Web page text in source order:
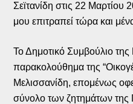
Σεϊτανίδη στις 22 Μαρτίου
μου επιτραπεί τώρα και
Το Δημοτικό Συμβούλιο της
παρακολούθημα της
Μελισσανίδη, επομένως
σύνολο των ζητημάτων της